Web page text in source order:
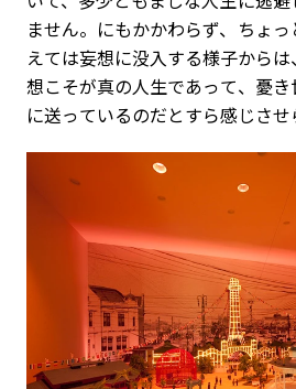
ません。にもかかわらず、ちょ
えては妄想に没入する様子から
想こそが真の人生であって、憂き
に送っているのだとすら感じさせ